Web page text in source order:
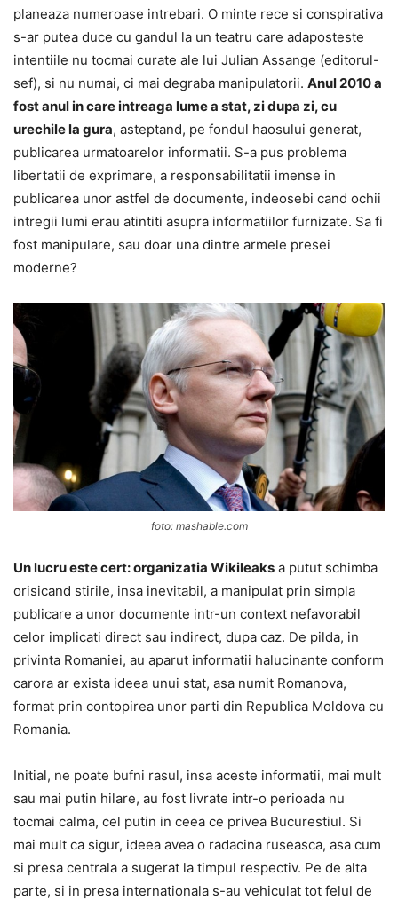
planeaza numeroase intrebari. O minte rece si conspirativa
s-ar putea duce cu gandul la un teatru care adaposteste
intentiile nu tocmai curate ale lui Julian Assange (editorul-
sef), si nu numai, ci mai degraba manipulatorii. Anul 2010 a
fost anul in care intreaga lume a stat, zi dupa zi, cu
urechile la gura, asteptand, pe fondul haosului generat,
publicarea urmatoarelor informatii. S-a pus problema
libertatii de exprimare, a responsabilitatii imense in
publicarea unor astfel de documente, indeosebi cand ochii
intregii lumi erau atintiti asupra informatiilor furnizate. Sa fi
fost manipulare, sau doar una dintre armele presei
moderne?
foto: mashable.com
Un lucru este cert: organizatia Wikileaks a putut schimba
orisicand stirile, insa inevitabil, a manipulat prin simpla
publicare a unor documente intr-un context nefavorabil
celor implicati direct sau indirect, dupa caz. De pilda, in
privinta Romaniei, au aparut informatii halucinante conform
carora ar exista ideea unui stat, asa numit Romanova,
format prin contopirea unor parti din Republica Moldova cu
Romania.
Initial, ne poate bufni rasul, insa aceste informatii, mai mult
sau mai putin hilare, au fost livrate intr-o perioada nu
tocmai calma, cel putin in ceea ce privea Bucurestiul. Si
mai mult ca sigur, ideea avea o radacina ruseasca, asa cum
si presa centrala a sugerat la timpul respectiv. Pe de alta
parte, si in presa internationala s-au vehiculat tot felul de